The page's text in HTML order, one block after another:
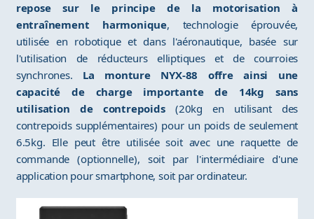
repose sur le principe de la motorisation à
entraînement harmonique, technologie éprouvée,
utilisée en robotique et dans l'aéronautique, basée sur
l'utilisation de réducteurs elliptiques et de courroies
synchrones. La monture NYX-88 offre ainsi une
capacité de charge importante de 14kg sans
utilisation de contrepoids(20kg en utilisant des
contrepoids supplémentaires) pour un poids de seulement
6.5kg. Elle peut être utilisée soit avec une raquette de
commande (optionnelle), soit par l'intermédiaire d'une
application pour smartphone, soit par ordinateur.